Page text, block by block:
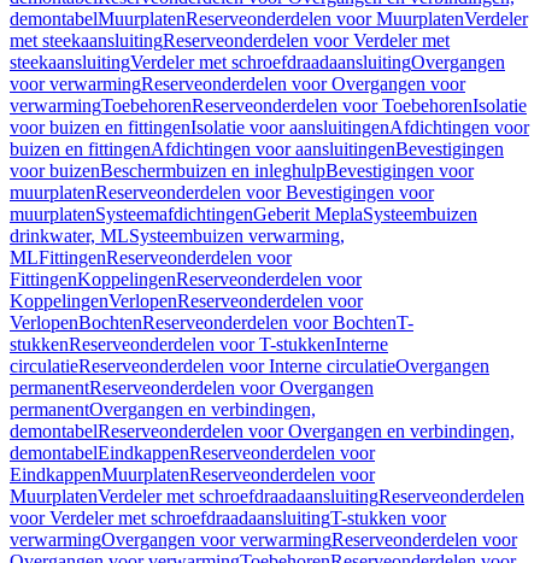
demontabelMuurplatenReserveonderdelen voor MuurplatenVerdeler
met steekaansluitingReserveonderdelen voor Verdeler met
steekaansluitingVerdeler met schroefdraadaansluitingOvergangen
voor verwarmingReserveonderdelen voor Overgangen voor
verwarmingToebehorenReserveonderdelen voor ToebehorenIsolatie
voor buizen en fittingenIsolatie voor aansluitingenAfdichtingen voor
buizen en fittingenAfdichtingen voor aansluitingenBevestigingen
voor buizenBeschermbuizen en inleghulpBevestigingen voor
muurplatenReserveonderdelen voor Bevestigingen voor
muurplatenSysteemafdichtingenGeberit MeplaSysteembuizen
drinkwater, MLSysteembuizen verwarming,
MLFittingenReserveonderdelen voor
FittingenKoppelingenReserveonderdelen voor
KoppelingenVerlopenReserveonderdelen voor
VerlopenBochtenReserveonderdelen voor BochtenT-
stukkenReserveonderdelen voor T-stukkenInterne
circulatieReserveonderdelen voor Interne circulatieOvergangen
permanentReserveonderdelen voor Overgangen
permanentOvergangen en verbindingen,
demontabelReserveonderdelen voor Overgangen en verbindingen,
demontabelEindkappenReserveonderdelen voor
EindkappenMuurplatenReserveonderdelen voor
MuurplatenVerdeler met schroefdraadaansluitingReserveonderdelen
voor Verdeler met schroefdraadaansluitingT-stukken voor
verwarmingOvergangen voor verwarmingReserveonderdelen voor